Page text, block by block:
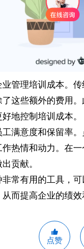
管理培训成本。
这些额外的费用
地控制培训成本。
满意度和保留率
热情和动力。在
贡献。
常有用的工具，
而提高企业的绩
点赞